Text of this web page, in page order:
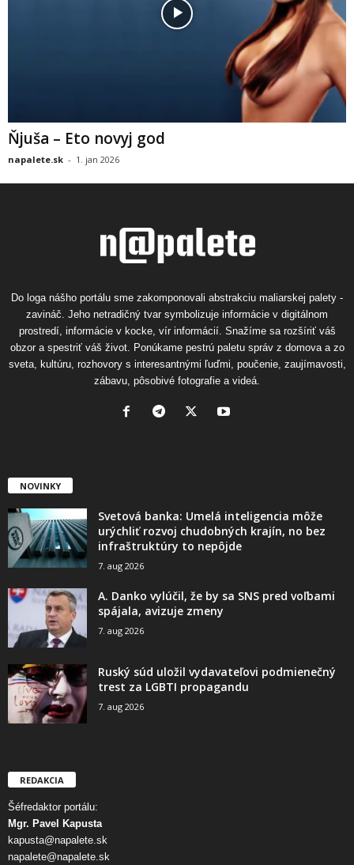
Ňjuša – Eto novyj god
napalete.sk - 1. jan 2026
Do loga nášho portálu sme zakomponovali abstrakciu maliarskej palety -
zavináč. Jeho netradičný tvar symbolizuje informácie v digitálnom
prostredí, informácie v kocke, vír informácií. Snažíme sa rozšíriť váš
obzor a spestriť váš život. Ponúkame pestrú paletu správ z domova a zo
sveta, kultúru, rozhovory s interesantnými ľuďmi, poučenie, zaujímavosti,
zábavu, pôsobivé fotografie a videá.
NOVINKY
Svetová banka: Umelá inteligencia môže
urýchliť rozvoj chudobných krajín, no bez
infraštruktúry to nepôjde
7. aug 2026
A. Danko vylúčil, že by sa SNS pred voľbami
spájala, avizuje zmeny
7. aug 2026
Ruský súd uložil vydavateľovi podmienečný
trest za LGBTI propagandu
7. aug 2026
REDAKCIA
Šéfredaktor portálu:
Mgr. Pavel Kapusta
kapusta@napalete.sk
napalete@napalete.sk